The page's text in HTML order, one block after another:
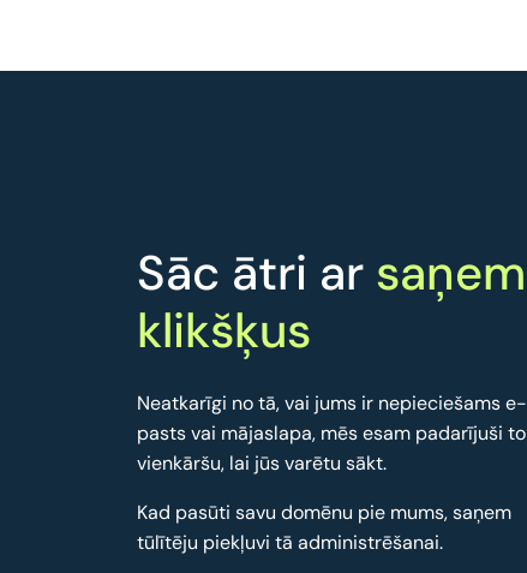
Sāc ātri ar saņem
klikšķus
Neatkarīgi no tā, vai jums ir nepieciešams e-
pasts vai mājaslapa, mēs esam padarījuši to
vienkāršu, lai jūs varētu sākt.
Kad pasūti savu domēnu pie mums, saņem
tūlītēju piekļuvi tā administrēšanai.